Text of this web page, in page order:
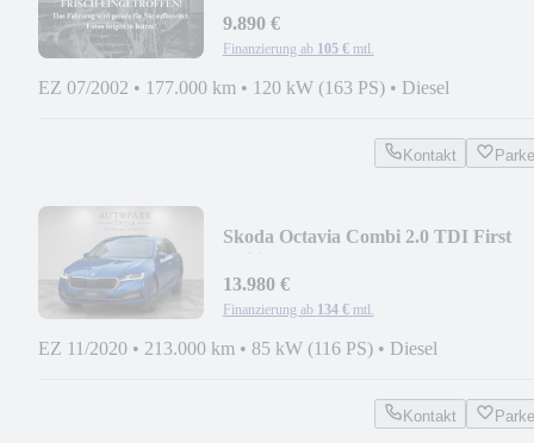
NAVI|AHK|TEMPOMAT|XENON
9.890 €
Finanzierung ab 105 € mtl.
EZ 07/2002 • 177.000 km • 120 kW (163 PS) • Diesel
Kontakt
Skoda Octavia Combi 2.0 TDI First
13.980 €
Finanzierung ab 134 € mtl.
EZ 11/2020 • 213.000 km • 85 kW (116 PS) • Diesel
Kontakt